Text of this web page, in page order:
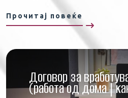
Прочитај повеќе
Договор за
(работа од дома |